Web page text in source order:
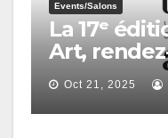
Events/salons
La 17ᵉ
Art,
majeur
Oct 21, 2025